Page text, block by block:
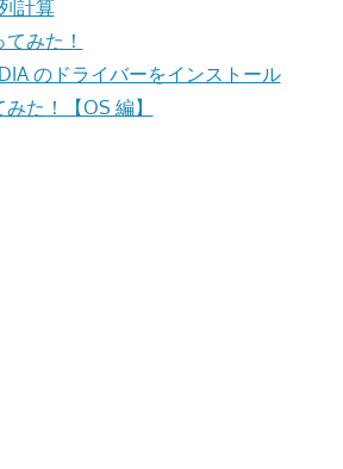
計算
みた！
のドライバーをインストール
た！【OS 編】